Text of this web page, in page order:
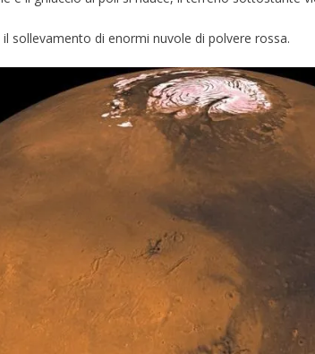
sollevamento di enormi nuvole di polvere rossa.